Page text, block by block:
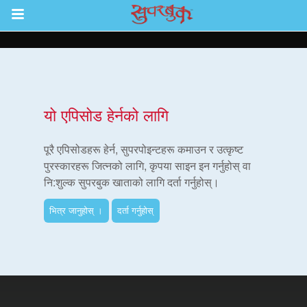
Return to Content
सुपरबुक बाइबल एप
यो एपिसोड हेर्नको लागि
पूरै एपिसोडहरू हेर्न, सुपरपोइन्टहरू कमाउन र उत्कृष्ट
पुरस्कारहरू जित्नको लागि, कृपया साइन इन गर्नुहोस् वा
नि:शुल्क सुपरबुक खाताको लागि दर्ता गर्नुहोस्।
भित्र जानुहोस् । दर्ता गर्नुहोस्